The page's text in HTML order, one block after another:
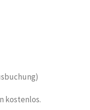
kostenlos.